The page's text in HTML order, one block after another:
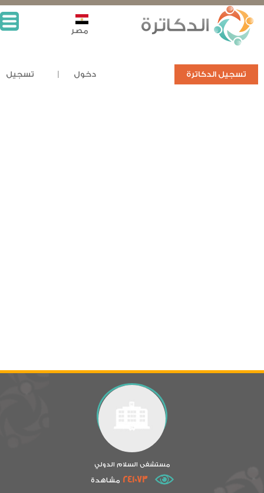
تسجيل الدكاترة دخول تسجيل
مصر
مستشفى السلام الدولي
241073 مشاهدة